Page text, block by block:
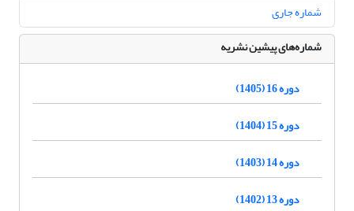
شماره جاری
شماره‌های پیشین نشریه
دوره 16 (1405)
دوره 15 (1404)
دوره 14 (1403)
دوره 13 (1402)